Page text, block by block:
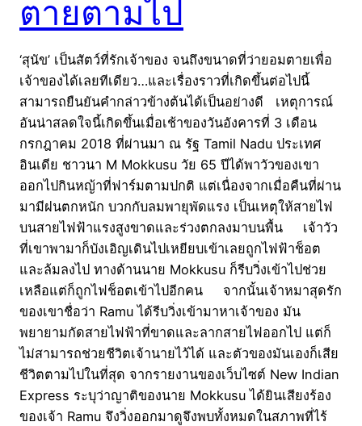
ตายตามไป
‘สุนัข’ เป็นสัตว์ที่รักเจ้าของ จนถึงขนาดที่ว่ายอมตายเพื่อ
เจ้าของได้เลยทีเดียว…และเรื่องราวที่เกิดขึ้นต่อไปนี้
สามารถยืนยันคำกล่าวข้างต้นได้เป็นอย่างดี เหตุการณ์
อันน่าสลดใจนี้เกิดขึ้นเมื่อเช้าของวันอังคารที่ 3 เดือน
กรกฎาคม 2018 ที่ผ่านมา ณ รัฐ Tamil Nadu ประเทศ
อินเดีย ชาวนา M Mokkusu วัย 65 ปีได้พาวัวของเขา
ออกไปกินหญ้าที่ฟาร์มตามปกติ แต่เนื่องจากเมื่อคืนที่ผ่าน
มามีฝนตกหนัก บวกกับลมพายุพัดแรง เป็นเหตุให้สายไฟ
บนสายไฟฟ้าแรงสูงขาดและร่วงตกลงมาบนพื้น เจ้าวัว
ที่เขาพามาก็บังเอิญเดินไปเหยียบเข้าเลยถูกไฟฟ้าช็อต
และล้มลงไป ทางด้านนาย Mokkusu ก็รีบวิ่งเข้าไปช่วย
เหลือแต่ก็ถูกไฟช็อตเข้าไปอีกคน จากนั้นเจ้าหมาสุดรัก
ของเขาชื่อว่า Ramu ได้รีบวิ่งเข้ามาหาเจ้าของ มัน
พยายามกัดสายไฟฟ้าที่ขาดและลากสายไฟออกไป แต่ก็
ไม่สามารถช่วยชีวิตเจ้านายไว้ได้ และตัวของมันเองก็เสีย
ชีวิตตามไปในที่สุด จากรายงานของเว็บไซต์ New Indian
Express ระบุว่าญาติของนาย Mokkusu ได้ยินเสียงร้อง
ของเจ้า Ramu จึงวิ่งออกมาดูจึงพบทั้งหมดในสภาพที่ไร้